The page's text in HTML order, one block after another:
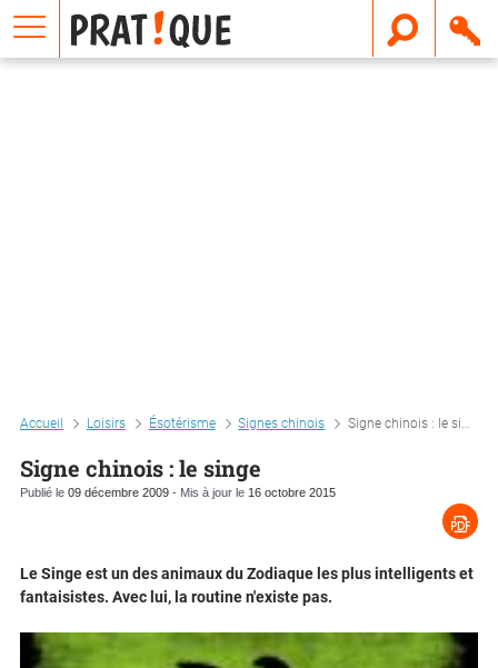
Accueil Loisirs Ésotérisme Signes chinois Signe chinois : le singe
Signe chinois : le singe
Publié le 09 décembre 2009 - Mis à jour le 16 octobre 2015
Le Singe est un des animaux du Zodiaque les plus intelligents et
fantaisistes. Avec lui, la routine n'existe pas.
E
m
a